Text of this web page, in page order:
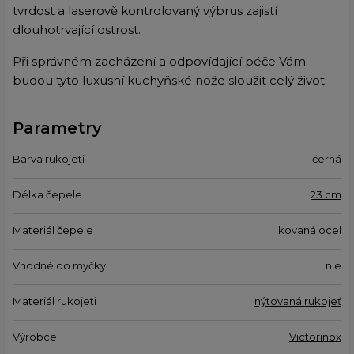
tvrdost a laserově kontrolovaný výbrus zajistí
dlouhotrvající ostrost.
Při správném zacházení a odpovídající péče Vám
budou tyto luxusní kuchyňské nože sloužit celý život.
Parametry
Barva rukojeti černá
Délka čepele 23 cm
Materiál čepele kovaná ocel
Vhodné do myčky nie
Materiál rukojeti nýtovaná rukojeť
Výrobce Victorinox